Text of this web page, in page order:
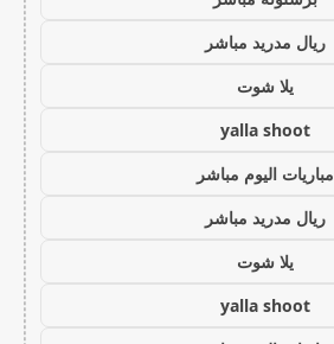
ريال مدريد مباشر
يلا شوت
yalla shoot
مباريات اليوم مباشر
ريال مدريد مباشر
يلا شوت
yalla shoot